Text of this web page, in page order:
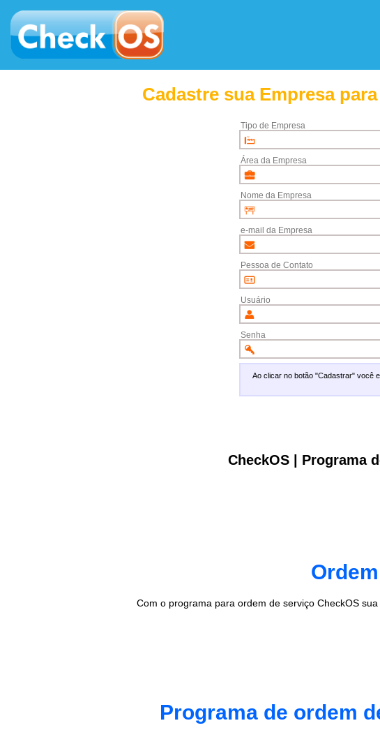
Cadastre sua Empresa
Tipo de Empresa
Área da Empresa
Nome da Empresa
e-mail da Empresa
Pessoa de Contato
Usuário
Senha
Ao clicar no botão "Cadastrar" você
CheckOS | Programa
Com o programa para ordem de serviço CheckOS
Programa de ordem